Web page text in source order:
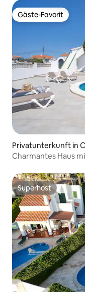
Gäste-Favorit
Gäste-Favorit
Privatunterkunft in
Charmantes Haus
Superhost
Superhost